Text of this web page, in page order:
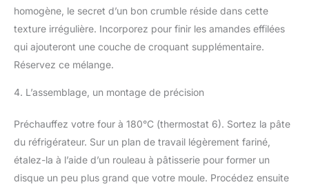
homogène, le secret d’un bon crumble réside dans cette
texture irrégulière. Incorporez pour finir les amandes effilées
qui ajouteront une couche de croquant supplémentaire.
Réservez ce mélange.
4. L’assemblage, un montage de précision
Préchauffez votre four à 180°C (thermostat 6). Sortez la pâte
du réfrigérateur. Sur un plan de travail légèrement fariné,
étalez-la à l’aide d’un rouleau à pâtisserie pour former un
disque un peu plus grand que votre moule. Procédez ensuite